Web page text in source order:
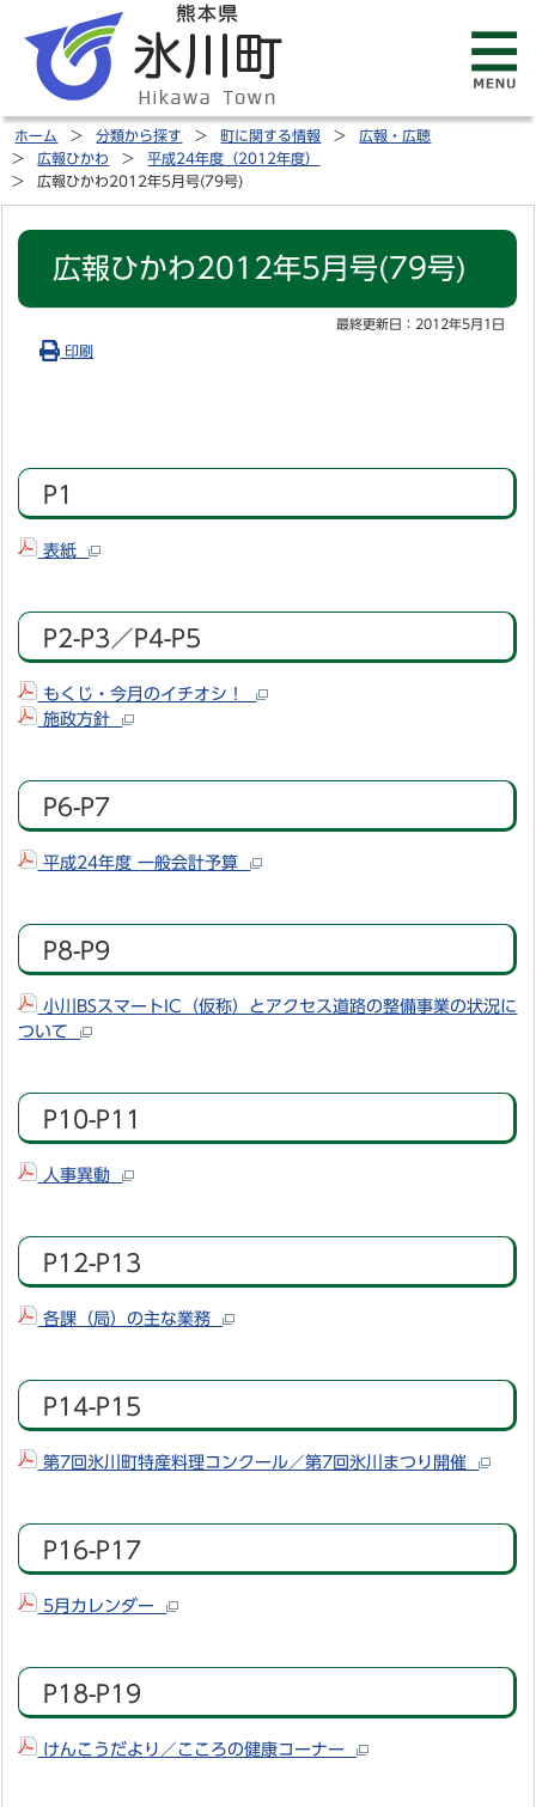
ホーム 分類から探す 町に関する情報
広報・広聴
広報ひかわ
平成24年度（2012年度）
広報ひかわ2012年5月号(79号)
広報ひかわ2012年5月号(79号)
最終更新日： 2012年5月1日
印刷
P1
表紙
P2-P3／P4-P5
もくじ・今月のイチオシ！
施政方針
P6-P7
平成24年度 一般会計予算
P8-P9
小川BSスマートIC（仮称）とアクセス道路の整備事業の状況に
ついて
P10-P11
人事異動
P12-P13
各課（局）の主な業務
P14-P15
第7回氷川町特産料理コンクール／第7回氷川まつり開催
P16-P17
5月カレンダー
P18-P19
けんこうだより／こころの健康コーナー